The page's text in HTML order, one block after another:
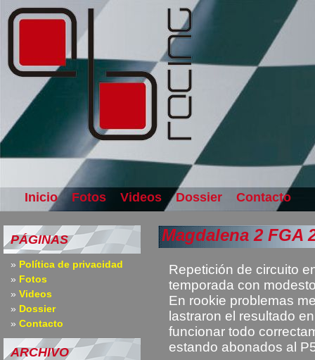
Inicio Fotos Videos Dossier Contacto
PÁGINAS
Política de privacidad
Fotos
Videos
Dossier
Contacto
ARCHIVO
Magdalena 2 FGA
Repetición de circuito
temporada con
En rookie problemas
lastraron el resultado
funcionar todo
estando abonados al